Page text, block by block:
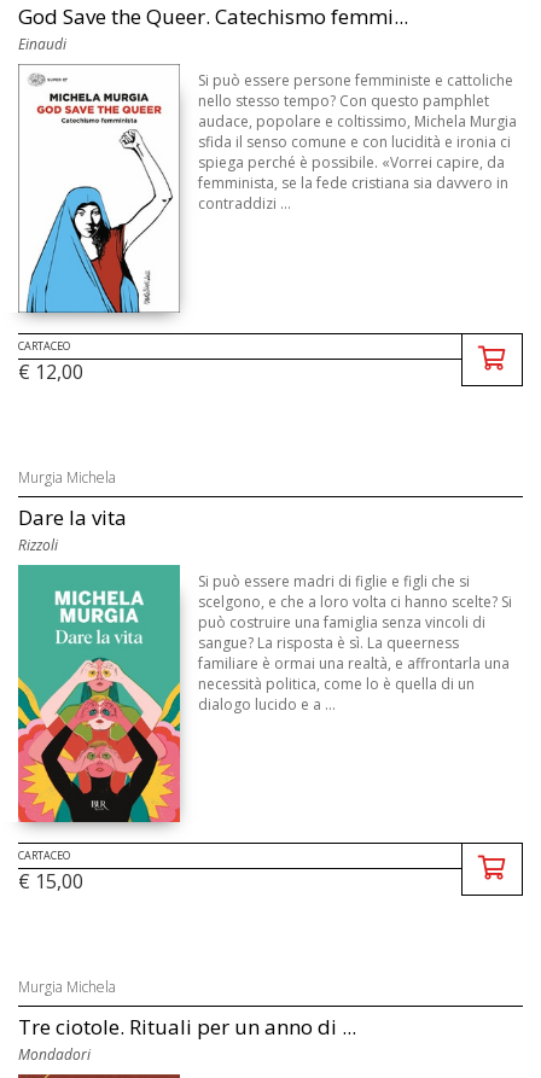
God Save the Queer. Catechismo femmi...
Einaudi
Si può essere persone femministe e cattoliche
nello stesso tempo? Con questo pamphlet
audace, popolare e coltissimo, Michela Murgia
sfida il senso comune e con lucidità e ironia ci
spiega perché è possibile. «Vorrei capire, da
femminista, se la fede cristiana sia davvero in
contraddizi ...
CARTACEO
€ 12,00
Murgia Michela
Dare la vita
Rizzoli
Si può essere madri di figlie e figli che si
scelgono, e che a loro volta ci hanno scelte? Si
può costruire una famiglia senza vincoli di
sangue? La risposta è sì. La queerness
familiare è ormai una realtà, e affrontarla una
necessità politica, come lo è quella di un
dialogo lucido e a ...
CARTACEO
€ 15,00
Murgia Michela
Tre ciotole. Rituali per un anno di ...
Mondadori